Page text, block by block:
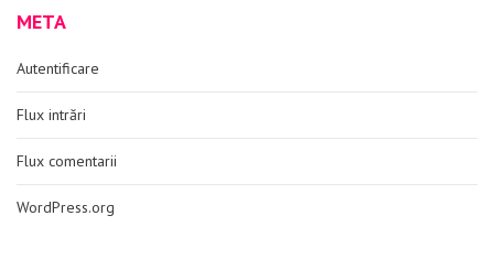
META
Autentificare
Flux intrări
Flux comentarii
WordPress.org